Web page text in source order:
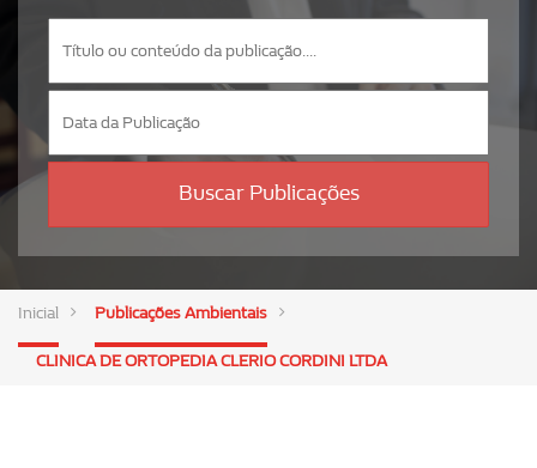
Buscar Publicações
Inicial Publicações Ambientais
CLINICA DE ORTOPEDIA CLERIO CORDINI LTDA